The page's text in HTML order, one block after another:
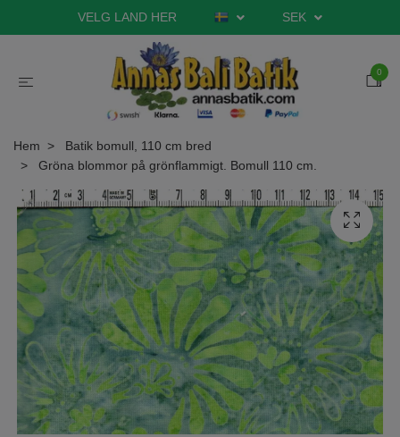
VELG LAND HER SEK
0
Hem
Batik bomull, 110 cm bred
Gröna blommor på grönflammigt. Bomull 110 cm.